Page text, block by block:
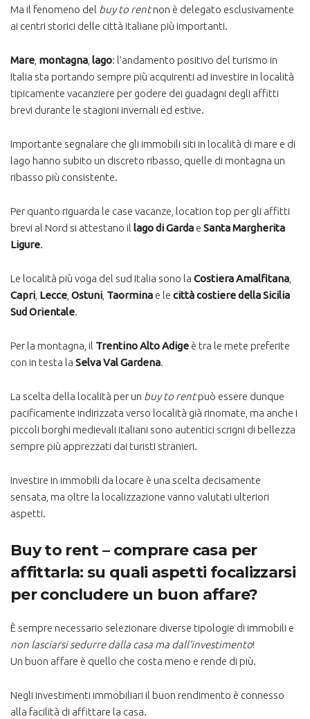
Ma il fenomeno del buy to rentnon è delegato esclusivamente
ai centri storici delle città italiane più importanti.
Mare montagna lago: l’andamento positivo del turismo in
Italia sta portando sempre più acquirenti ad investire in località
tipicamente vacanziere per godere dei guadagni degli affitti
brevi durante le stagioni invernali ed estive.
Importante segnalare che gli immobili siti in località di mare e di
lago hanno subito un discreto ribasso, quelle di montagna un
ribasso più consistente.
Per quanto riguarda le case vacanze, location top per gli affitti
brevi al Nord si attestano il lago di Garda e Santa Margherita
Ligure.
Le località più voga del sud Italia sono la Costiera Amalfitana
Capri Lecce Ostuni Taormina e le città costiere della Sicilia
Sud Orientale.
Per la montagna, il Trentino Alto Adige è tra le mete preferite
con in testa la Selva Val Gardena.
La scelta della località per un buy to rentpuò essere dunque
pacificamente indirizzata verso località già rinomate, ma anche i
piccoli borghi medievali italiani sono autentici scrigni di bellezza
sempre più apprezzati dai turisti stranieri.
Investire in immobili da locare è una scelta decisamente
sensata, ma oltre la localizzazione vanno valutati ulteriori
aspetti.
Buy to rent – comprare casa per
affittarla: su quali aspetti focalizzarsi
per concludere un buon affare?
È sempre necessario selezionare diverse tipologie di immobili e
non lasciarsi sedurre dalla casa ma dall’investimento!
Un buon affare è quello che costa meno e rende di più.
Negli investimenti immobiliari il buon rendimento è connesso
alla facilità di affittare la casa.